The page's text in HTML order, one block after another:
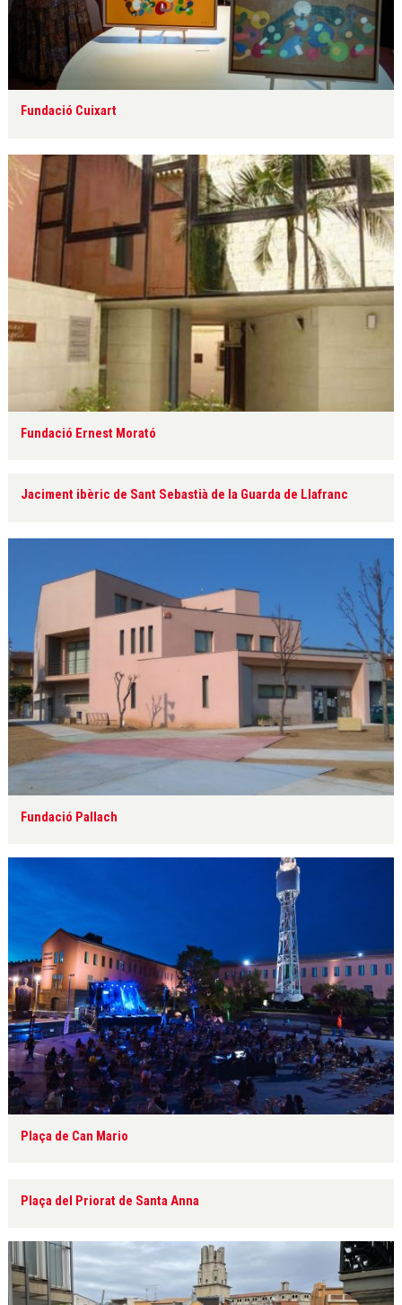
Fundació Cuixart
Fundació Ernest Morató
Jaciment ibèric de Sant Sebastià de la Guarda de Llafranc
Fundació Pallach
Plaça de Can Mario
Plaça del Priorat de Santa Anna